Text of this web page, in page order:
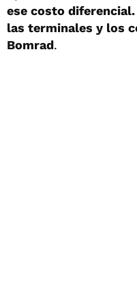
ese costo
las terminales y los
Bomrad.